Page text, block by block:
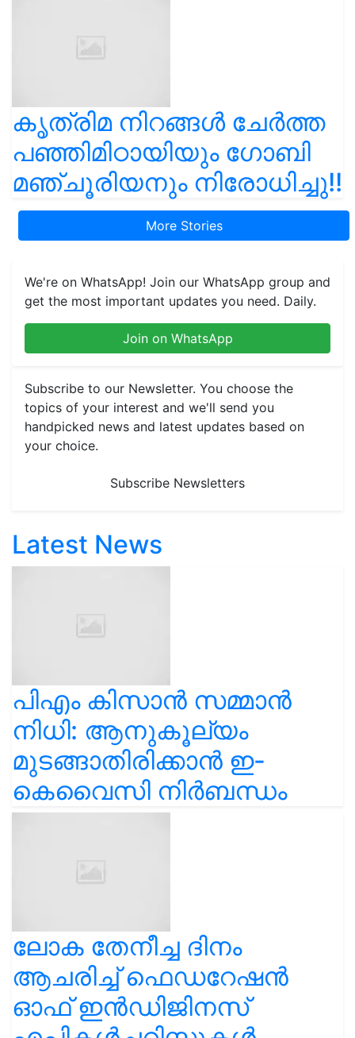
കൃത്രിമ നിറങ്ങൾ ചേർത്ത
പഞ്ഞിമിഠായിയും ഗോബി
മഞ്ചൂരിയനും നിരോധിച്ചു!!
More Stories
We're on WhatsApp! Join our WhatsApp group and
get the most important updates you need. Daily.
Join on WhatsApp
Subscribe to our Newsletter. You choose the
topics of your interest and we'll send you
handpicked news and latest updates based on
your choice.
Subscribe Newsletters
Latest News
പിഎം കിസാൻ സമ്മാൻ
നിധി: ആനുകൂല്യം
മുടങ്ങാതിരിക്കാൻ ഇ-
കെവൈസി നിർബന്ധം
ലോക തേനീച്ച ദിനം
ആചരിച്ച് ഫെഡറേഷൻ
ഓഫ് ഇൻഡിജിനസ്